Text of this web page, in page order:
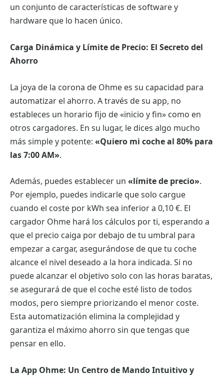
un conjunto de características de software y
hardware que lo hacen único.
Carga Dinámica y Límite de Precio: El Secreto del
Ahorro
La joya de la corona de Ohme es su capacidad para
automatizar el ahorro. A través de su app, no
estableces un horario fijo de «inicio y fin» como en
otros cargadores. En su lugar, le dices algo mucho
más simple y potente: «Quiero mi coche al 80% para
las 7:00 AM».
Además, puedes establecer un «límite de precio».
Por ejemplo, puedes indicarle que solo cargue
cuando el coste por kWh sea inferior a 0,10 €. El
cargador Ohme hará los cálculos por ti, esperando a
que el precio caiga por debajo de tu umbral para
empezar a cargar, asegurándose de que tu coche
alcance el nivel deseado a la hora indicada. Si no
puede alcanzar el objetivo solo con las horas baratas,
se asegurará de que el coche esté listo de todos
modos, pero siempre priorizando el menor coste.
Esta automatización elimina la complejidad y
garantiza el máximo ahorro sin que tengas que
pensar en ello.
La App Ohme: Un Centro de Mando Intuitivo y